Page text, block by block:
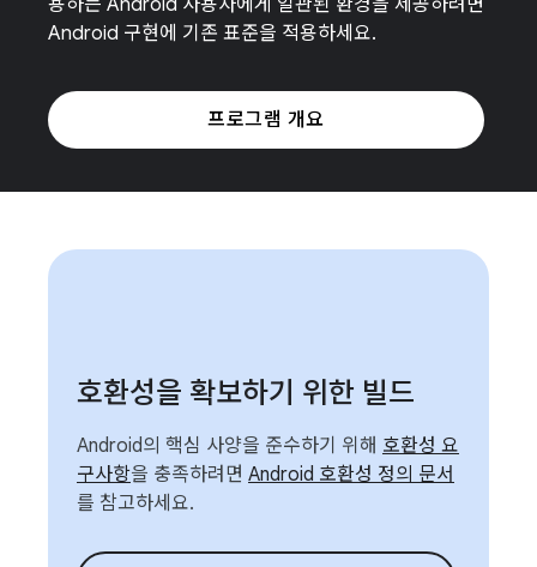
용하는 Android 사용자에게 일관된 환경을 제공하려면
Android 구현에 기존 표준을 적용하세요.
프로그램 개요
호환성을 확보하기 위한 빌드
Android의 핵심 사양을 준수하기 위해 호환성 요
구사항을 충족하려면 Android 호환성 정의 문서
를 참고하세요.